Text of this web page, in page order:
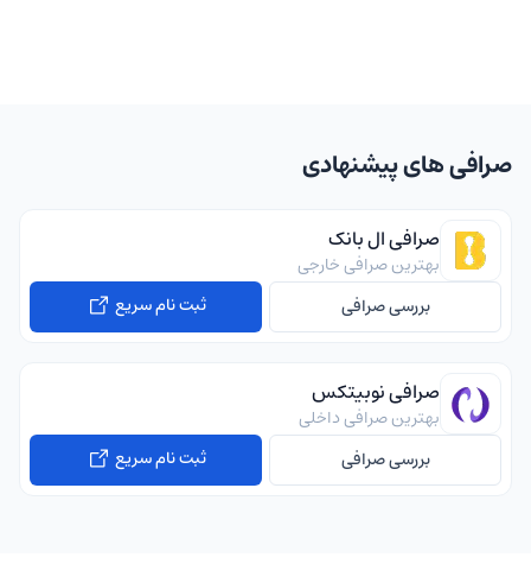
صرافی های پیشنهادی
صرافی ال بانک
بهترین صرافی خارجی
بررسی صرافی
ثبت نام سریع
صرافی نوبیتکس
بهترین صرافی داخلی
بررسی صرافی
ثبت نام سریع